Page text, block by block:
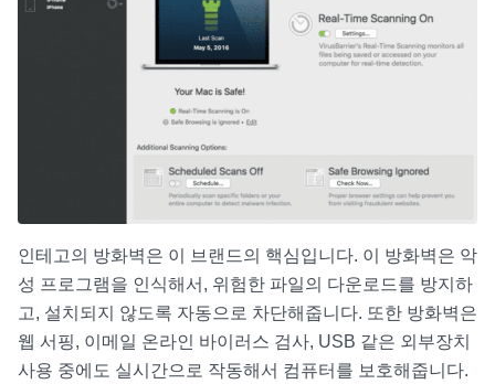
인테고의 방화벽은 이 브랜드의 핵심입니다. 이 방화벽은 악
성 프로그램을 인식해서, 위험한 파일의 다운로드를 방지하
고, 설치되지 않도록 자동으로 차단해줍니다. 또한 방화벽은
웹 서핑, 이메일 온라인 바이러스 검사, USB 같은 외부장치
사용 중에도 실시간으로 작동해서 컴퓨터를 보호해줍니다.